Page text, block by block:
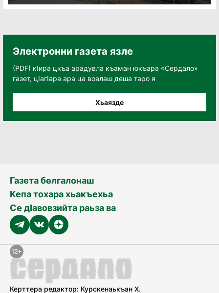
Электронни газета язле
(PDF) кӀира цкъа арадувла къаман юкъара «Сердало»
газет, цӀагӀара ара ца воалаш деша таро я
Хьаязде
Газета белгалонаш
Кепа тохара хьакъехьа
Се дӀавовзийта раьза ва
Керттера редактор: Курскенаькъан Х.